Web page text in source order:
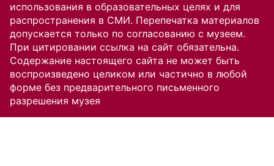
использования в образовательных целях и для
распространения в СМИ. Перепечатка материалов
допускается только по согласованию с музеем.
При цитировании ссылка на сайт обязательна.
Содержание настоящего сайта не может быть
воспроизведено целиком или частично в любой
форме без предварительного письменного
разрешения музея